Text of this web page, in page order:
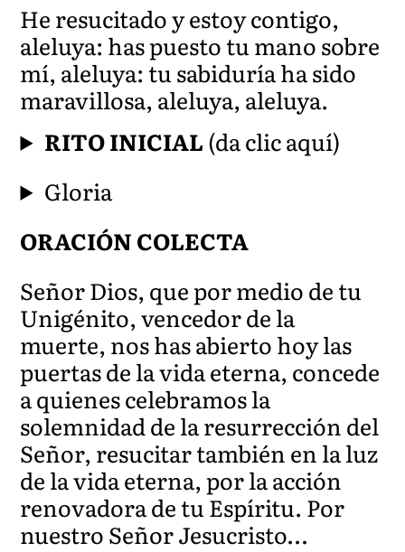
He resucitado y estoy contigo,
aleluya: has puesto tu mano sobre
mí, aleluya: tu sabiduría ha sido
maravillosa, aleluya, aleluya.
RITO INICIAL(da clic aquí)
Gloria
ORACIÓN COLECTA
Señor Dios, que por medio de tu
Unigénito, vencedor de la
muerte, nos has abierto hoy las
puertas de la vida eterna, concede
a quienes celebramos la
solemnidad de la resurrección del
Señor, resucitar también en la luz
de la vida eterna, por la acción
renovadora de tu Espíritu. Por
nuestro Señor Jesucristo…